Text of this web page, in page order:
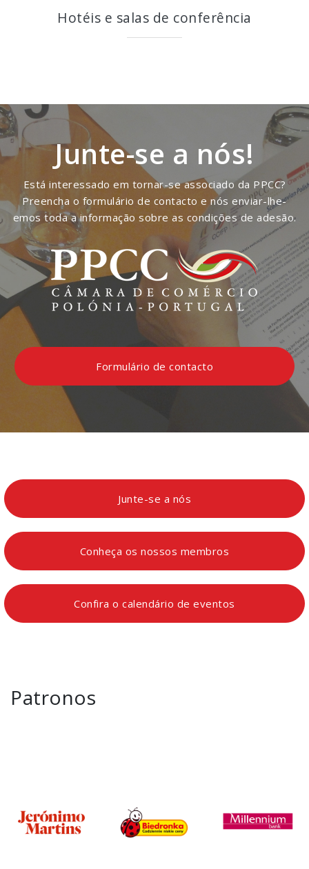
Hotéis e salas de conferência
Junte-se a nós!
Está interessado em tornar-se associado da PPCC?
Preencha o formulário de contacto e nós enviar-lhe-
emos toda a informação sobre as condições de adesão.
Formulário de contacto
Junte-se a nós
Conheça os nossos membros
Confira o calendário de eventos
Patronos